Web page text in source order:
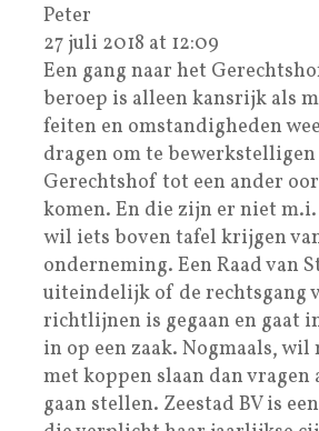
Peter
27 juli 2018 at 12:09
Een gang naar het
beroep is alleen kansrijk als
feiten en omstandigheden
dragen om te
Gerechtshof tot een ander
komen. En die zijn er niet
wil iets boven tafel krijgen
onderneming. Een Raad van
uiteindelijk of de rechtsgang
richtlijnen is gegaan en gaat
in op een zaak. Nogmaals,
met koppen slaan dan vragen
gaan stellen. Zeestad BV is